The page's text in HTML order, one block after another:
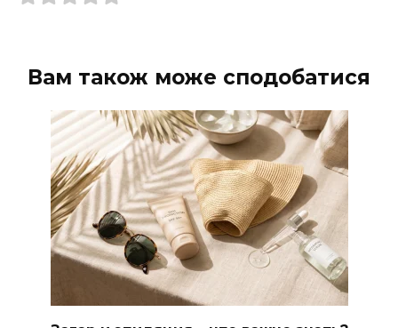
Вам також може сподобатися